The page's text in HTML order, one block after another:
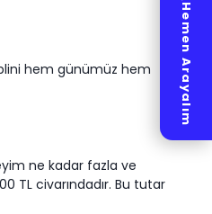
hem günümüz hem
ne kadar fazla ve
TL civarındadır. Bu tutar
Hemen Arayalım